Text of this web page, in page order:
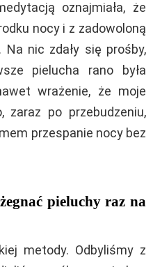
oznajmiała, że
nocy i z zadowoloną
Na nic zdały się prośby,
pielucha rano była
wrażenie, że moje
zaraz po przebudzeniu,
przespanie nocy bez
pieluchy raz na
metody. Odbyliśmy z